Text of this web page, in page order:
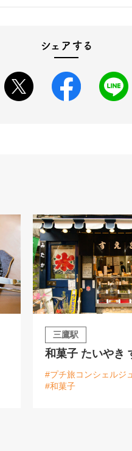
シェアする
三鷹駅
和菓子 たいやき
#プチ旅コンシェルジ
#和菓子